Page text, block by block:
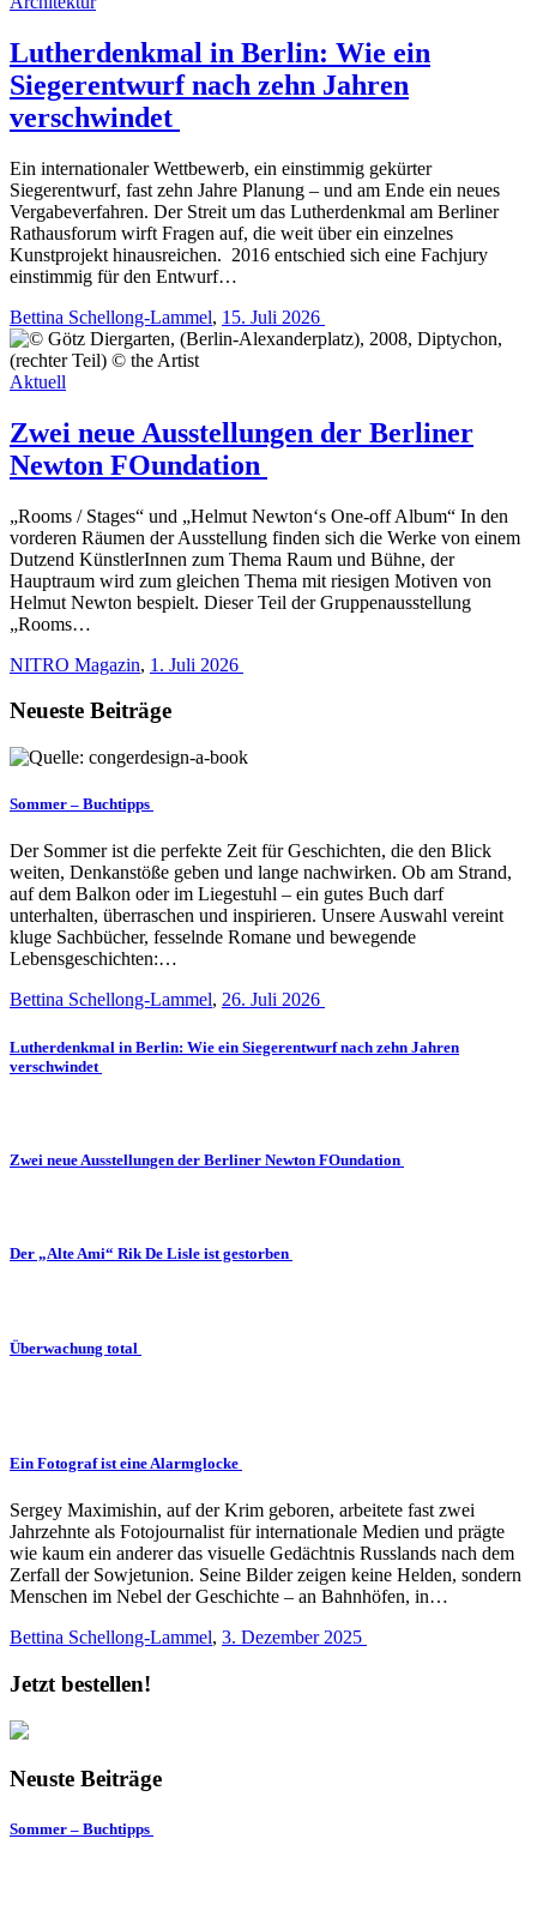
Lutherdenkmal in Berlin: Wie ein
Siegerentwurf nach zehn Jahren
verschwindet
Ein internationaler Wettbewerb, ein einstimmig gekürter
Siegerentwurf, fast zehn Jahre Planung – und am Ende ein neues
Vergabeverfahren. Der Streit um das Lutherdenkmal am Berliner
Rathausforum wirft Fragen auf, die weit über ein einzelnes
Kunstprojekt hinausreichen. 2016 entschied sich eine Fachjury
einstimmig für den Entwurf…
Bettina Schellong-Lammel, 15. Juli 2026
Aktuell
Zwei neue Ausstellungen der Berliner
Newton FOundation
„Rooms / Stages“ und „Helmut Newton‘s One-off Album“ In den
vorderen Räumen der Ausstellung finden sich die Werke von einem
Dutzend KünstlerInnen zum Thema Raum und Bühne, der
Hauptraum wird zum gleichen Thema mit riesigen Motiven von
Helmut Newton bespielt. Dieser Teil der Gruppenausstellung
„Rooms…
NITRO Magazin, 1. Juli 2026
Neueste Beiträge
Sommer – Buchtipps
Der Sommer ist die perfekte Zeit für Geschichten, die den Blick
weiten, Denkanstöße geben und lange nachwirken. Ob am Strand,
auf dem Balkon oder im Liegestuhl – ein gutes Buch darf
unterhalten, überraschen und inspirieren. Unsere Auswahl vereint
kluge Sachbücher, fesselnde Romane und bewegende
Lebensgeschichten:…
Bettina Schellong-Lammel, 26. Juli 2026
Lutherdenkmal in Berlin: Wie ein Siegerentwurf nach zehn Jahren
verschwindet
Zwei neue Ausstellungen der Berliner Newton FOundation
Der „Alte Ami“ Rik De Lisle ist gestorben
Überwachung total
Ein Fotograf ist eine Alarmglocke
Sergey Maximishin, auf der Krim geboren, arbeitete fast zwei
Jahrzehnte als Fotojournalist für internationale Medien und prägte
wie kaum ein anderer das visuelle Gedächtnis Russlands nach dem
Zerfall der Sowjetunion. Seine Bilder zeigen keine Helden, sondern
Menschen im Nebel der Geschichte – an Bahnhöfen, in…
Bettina Schellong-Lammel, 3. Dezember 2025
Jetzt bestellen!
Neuste Beiträge
Sommer – Buchtipps